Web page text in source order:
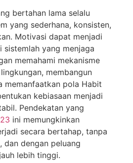
bertahan lama selalu
yang sederhana, konsisten,
Motivasi dapat menjadi
sistemlah yang menjaga
memahami mekanisme
membangun
memanfaatkan pola Habit
kebiasaan menjadi
Pendekatan yang
ini memungkinkan
secara bertahap, tanpa
dan dengan peluang
lebih tinggi.